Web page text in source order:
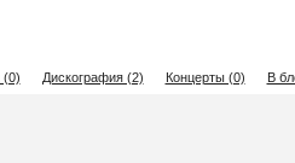
(0) Дискография (2) Концерты (0) В